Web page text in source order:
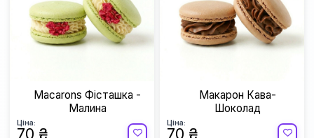
Macarons Фісташка -
Малина
Ціна:
70 ₴
Макарон Кава-
Шоколад
Ціна:
70 ₴